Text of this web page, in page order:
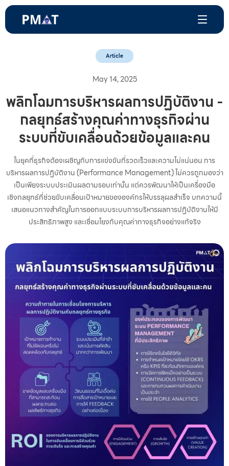
Article
May 14, 2025
พลิกโฉมการบริหารผลการปฏิบัติงาน -
กลยุทธ์สร้างคุณค่าทางธุรกิจผ่าน
ระบบที่ขับเคลื่อนด้วยข้อมูลและคน
ในยุคที่ธุรกิจต้องเผชิญกับการแข่งขันที่รวดเร็วและความไม่แน่นอน การ
บริหารผลการปฏิบัติงาน (Performance Management) ไม่ควรถูกมองว่า
เป็นเพียงระบบประเมินผลตามรอบเท่านั้น แต่ควรพัฒนาให้เป็นเครื่องมือ
เชิงกลยุทธ์ที่ช่วยขับเคลื่อนเป้าหมายขององค์กรให้บรรลุผลสำเร็จ บทความนี้
เสนอแนวทางสำคัญในการออกแบบระบบการบริหารผลการปฏิบัติงานให้มี
ประสิทธิภาพสูง และเชื่อมโยงกับคุณค่าทางธุรกิจอย่างแท้จริง